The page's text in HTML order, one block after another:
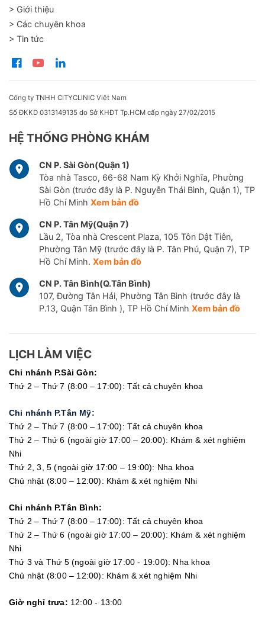
> Giới thiệu
> Các chuyên khoa
> Tin tức
Công ty TNHH CITYCLINIC Việt Nam
Số ĐKKD 0313149135 do Sở KHĐT Tp.HCM cấp ngày 27/02/2015
HỆ THỐNG PHÒNG KHÁM
CN P. Sài Gòn(Quận 1)
Tòa nhà Tasco, 66-68 Nam Kỳ Khởi Nghĩa, Phường
Sài Gòn (trước đây là P. Nguyễn Thái Bình, Quận 1), TP
Hồ Chí Minh Xem bản đồ
CN P. Tân Mỹ(Quận 7)
Lầu 2, Tòa nhà Crescent Plaza, 105 Tôn Dật Tiên,
Phường Tân Mỹ (trước đây là P. Tân Phú, Quận 7), TP
Hồ Chí Minh. Xem bản đồ
CN P. Tân Bình(Q.Tân Bình)
107, Đường Tân Hải, Phường Tân Bình (trước đây là
P.13, Quận Tân Bình ), TP Hồ Chí Minh Xem bản đồ
LỊCH LÀM VIỆC
Chi nhánh P.Sài Gòn:
Thứ 2 – Thứ 7 (8:00 – 17:00): Tất cả chuyên khoa
Chi nhánh P.Tân Mỹ:
Thứ 2 – Thứ 7 (8:00 – 17:00): Tất cả chuyên khoa
Thứ 2 – Thứ 6 (ngoài giờ 17:00 – 20:00): Khám & xét nghiệm
Nhi
Thứ 2, 3, 5 (ngoài giờ 17:00 – 19:00): Nha khoa
Chủ nhật (8:00 – 12:00): Khám & xét nghiệm Nhi
Chi nhánh P.Tân Bình:
Thứ 2 – Thứ 7 (8:00 – 17:00): Tất cả chuyên khoa
Thứ 2 – Thứ 6 (ngoài giờ 17:00 – 20:00): Khám & xét nghiệm
Nhi
Thứ 3 và Thứ 5 (ngoài giờ 17:00 - 19:00): Nha khoa
Chủ nhật (8:00 – 12:00): Khám & xét nghiệm Nhi
Giờ nghỉ trưa: 12:00 - 13:00